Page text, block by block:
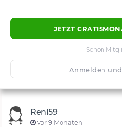
JETZT
Schon
Anmelden
🙂
Reni59
vor 9 Monaten